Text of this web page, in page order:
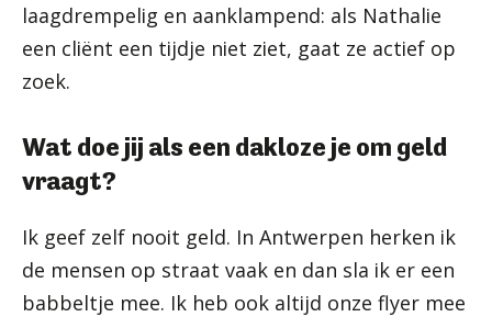
laagdrempelig en aanklampend: als Nathalie
een cliënt een tijdje niet ziet, gaat ze actief op
zoek.
Wat doe jij als een dakloze je om geld
vraagt?
Ik geef zelf nooit geld. In Antwerpen herken ik
de mensen op straat vaak en dan sla ik er een
babbeltje mee. Ik heb ook altijd onze flyer mee